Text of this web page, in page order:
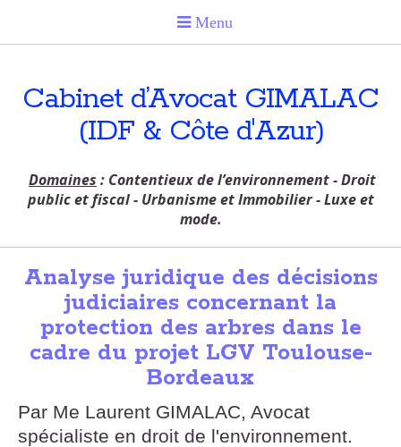
Cabinet d’Avocat GIMALAC
(IDF & Côte d'Azur)
Domaines : Contentieux de l’environnement - Droit
public et fiscal - Urbanisme et Immobilier - Luxe et
mode.
Analyse juridique des décisions
judiciaires concernant la
protection des arbres dans le
cadre du projet LGV Toulouse-
Bordeaux
Par Me Laurent GIMALAC, Avocat
spécialiste en droit de l'environnement.